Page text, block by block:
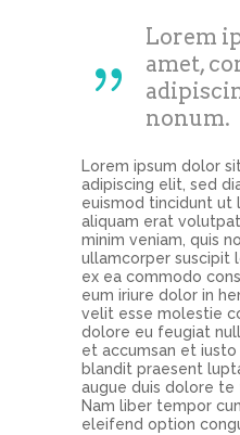
Lorem
amet,
nonum.
Lorem ipsum dolor
adipiscing elit, sed
euismod tincidunt ut
aliquam erat
minim veniam, quis
ullamcorper suscipit
ex ea commodo
eum iriure dolor in
velit esse molestie
dolore eu feugiat
et accumsan et
blandit praesent
augue duis dolore te
Nam liber tempor
eleifend option